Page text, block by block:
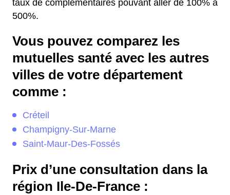
taux de complémentaires pouvant aller de 100% à
500%.
Vous pouvez comparez les
mutuelles santé avec les autres
villes de votre département
comme :
Créteil
Champigny-Sur-Marne
Saint-Maur-Des-Fossés
Prix d’une consultation dans la
région Ile-De-France :